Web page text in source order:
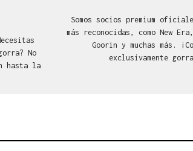
No
hasta la
Somos socios premium
más reconocidas, como New
Goorin y muchas más.
exclusivamente